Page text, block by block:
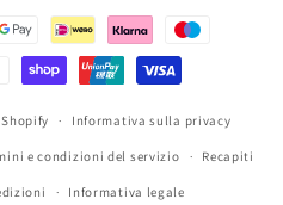
Informativa sulla privacy
e condizioni del servizio Recapiti
Informativa legale